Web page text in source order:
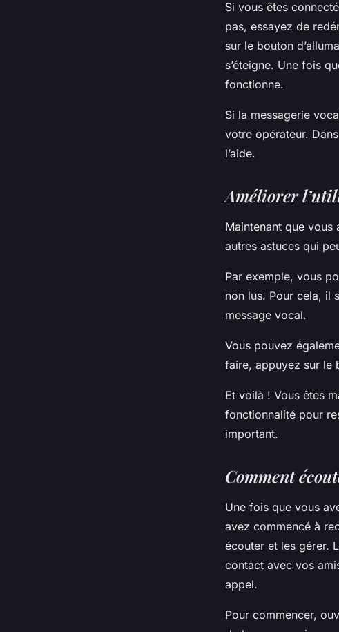
Si vous êtes
pas, essayez de
sur le bouton
s’éteigne. Une fois
fonctionne.
Si la messagerie
votre opérateur.
l’aide.
Améliorer
Maintenant que
autres astuces qui
Par exemple, vous
non lus. Pour cela, il
message vocal.
Vous pouvez
faire, appuyez sur le
Et voilà ! Vous êtes
fonctionnalité pour
important.
Comment
Une fois que vous
avez commencé à
écouter et les gérer.
contact avec vos
appel.
Pour commencer,